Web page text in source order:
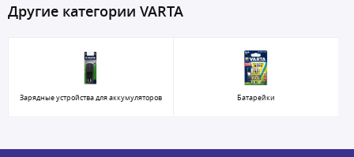
Другие категории VARTA
Зарядные устройства для аккумуляторов Батарейки